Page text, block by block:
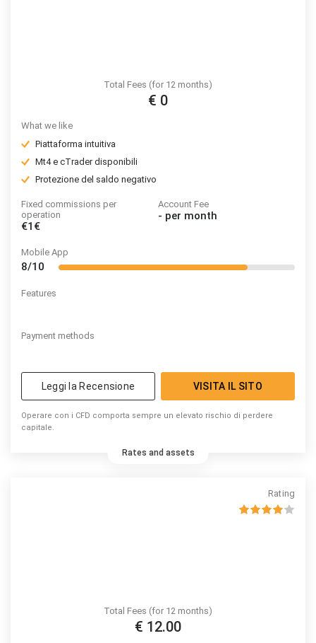
Total Fees (for 12 months)
€ 0
What we like
Piattaforma intuitiva
Mt4 e cTrader disponibili
Protezione del saldo negativo
Fixed commissions per
operation
€1€
Account Fee
- per month
Mobile App
8/10
Features
Payment methods
Leggi la Recensione VISITA IL SITO
Operare con i CFD comporta sempre un elevato rischio di perdere
capitale.
Rates and assets
Rating
Total Fees (for 12 months)
€ 12.00